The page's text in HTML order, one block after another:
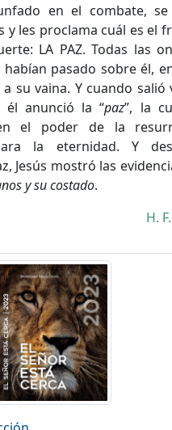
en el combate,
y les proclama cuál es el
LA PAZ. Todas las
pasado sobre él,
su vaina. Y cuando salió
anunció la “paz”, la
el poder de la
la eternidad. Y
Jesús mostró las
y su costado.
H.